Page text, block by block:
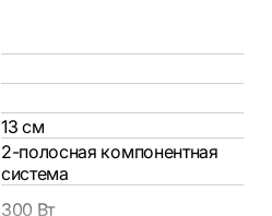
13 см
2-полосная компонентная
система
300 Вт